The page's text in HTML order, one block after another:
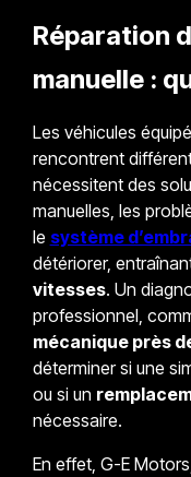
Réparation
manuelle :
Les véhicules
rencontrent
nécessitent des
manuelles, les
le système
détériorer,
vitesses. Un
professionnel,
mécanique près
déterminer si une
ou si un
nécessaire.
En effet, G-E Motors,